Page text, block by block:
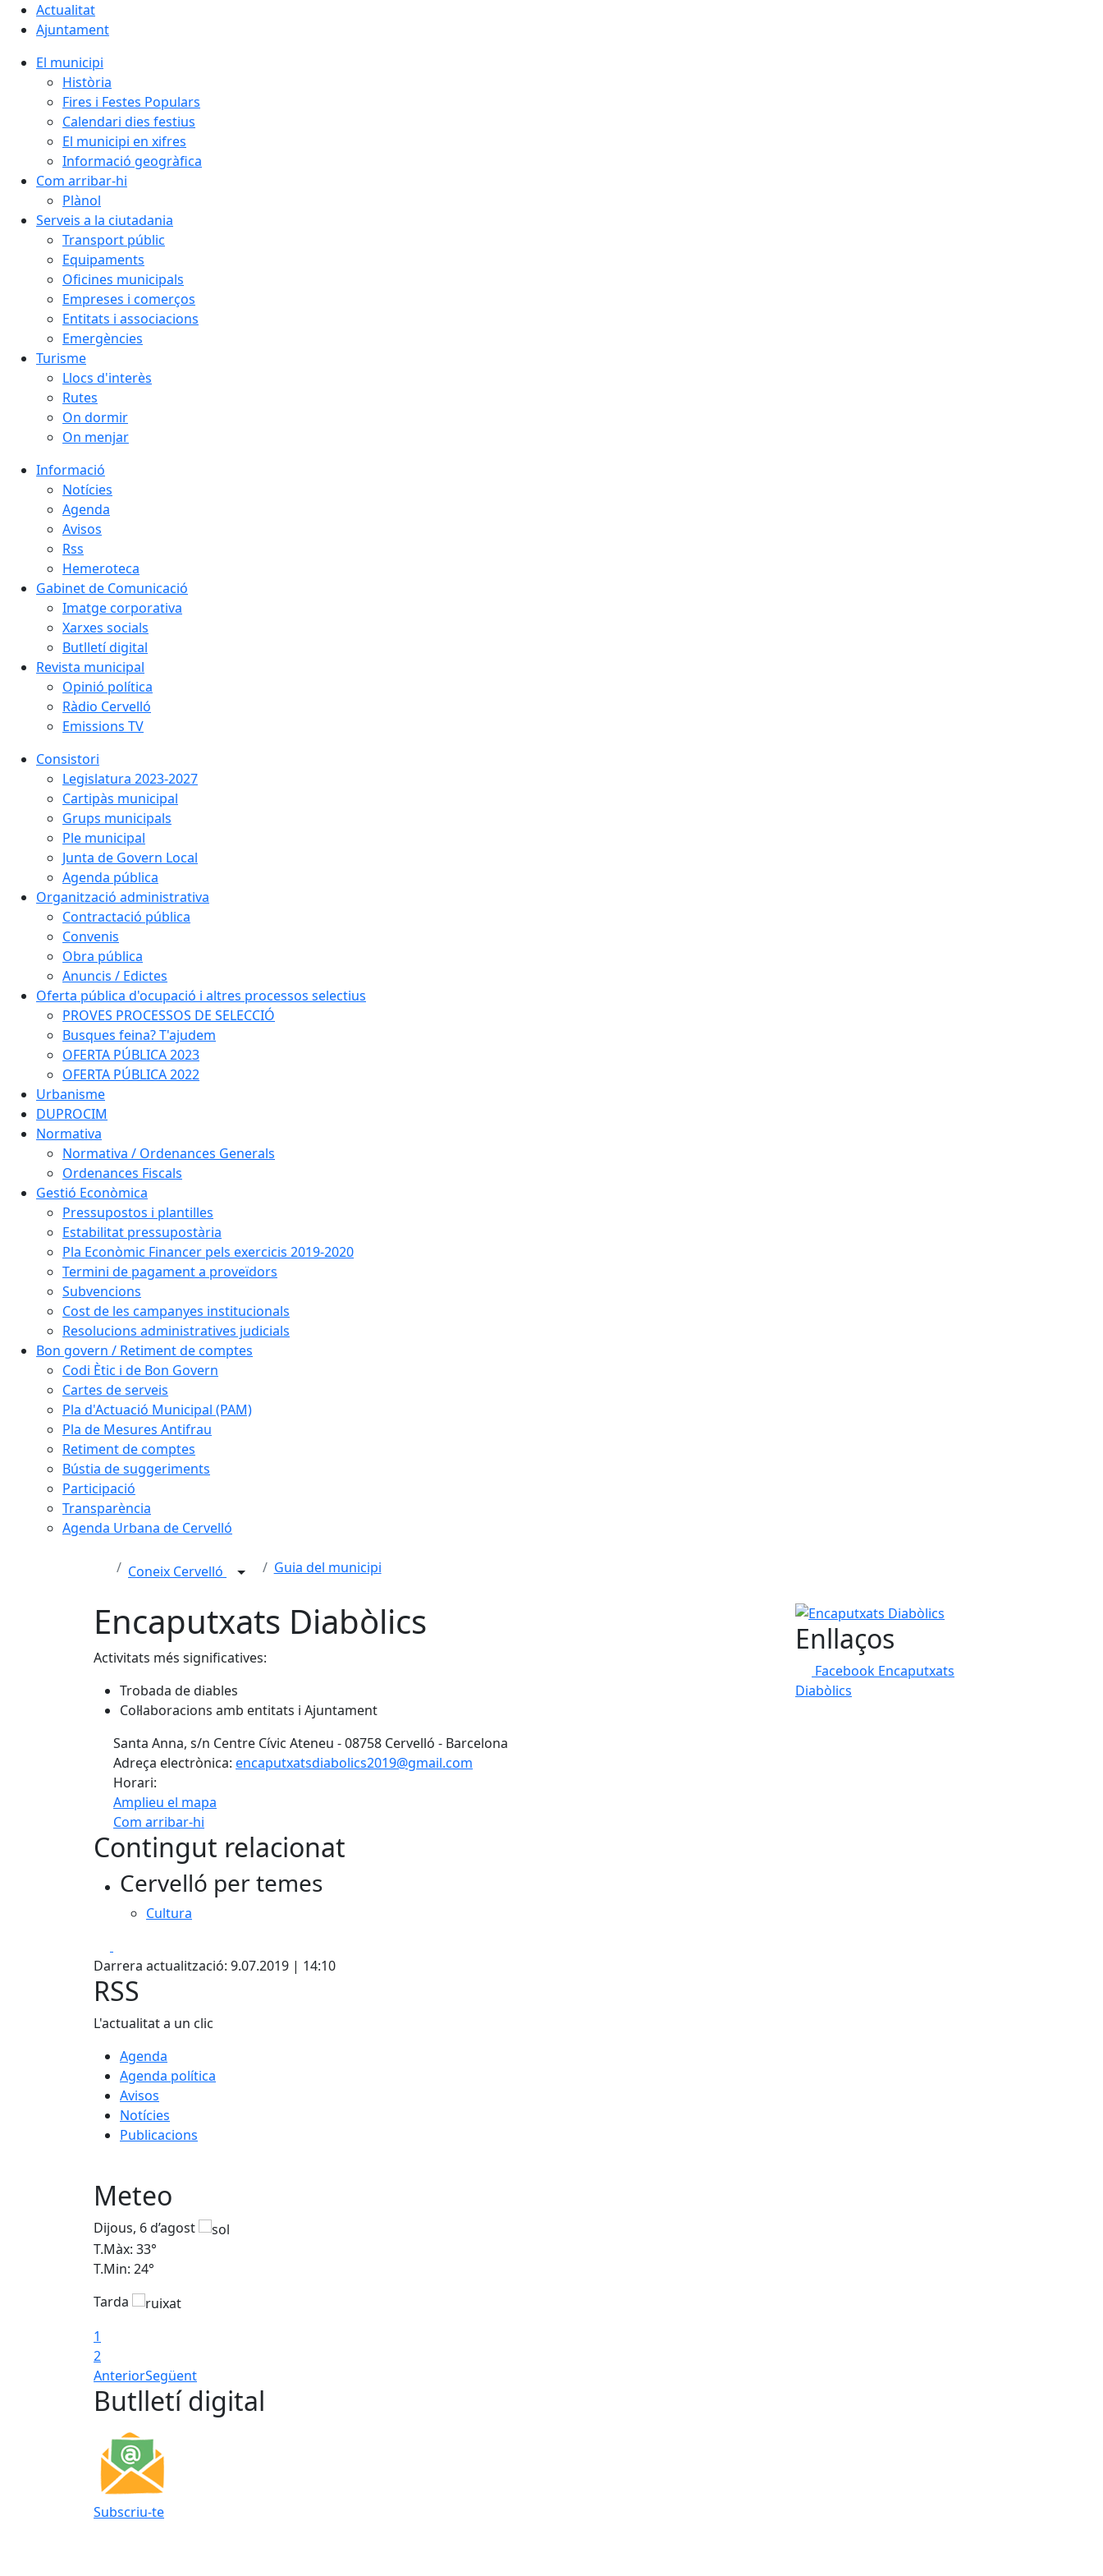
Actualitat
Ajuntament
El municipi
Història
Fires i Festes Populars
Calendari dies festius
El municipi en xifres
Informació geogràfica
Com arribar-hi
Plànol
Serveis a la ciutadania
Transport públic
Equipaments
Oficines municipals
Empreses i comerços
Entitats i associacions
Emergències
Turisme
Llocs d'interès
Rutes
On dormir
On menjar
Informació
Notícies
Agenda
Avisos
Rss
Hemeroteca
Gabinet de Comunicació
Imatge corporativa
Xarxes socials
Butlletí digital
Revista municipal
Opinió política
Ràdio Cervelló
Emissions TV
Consistori
Legislatura 2023-2027
Cartipàs municipal
Grups municipals
Ple municipal
Junta de Govern Local
Agenda pública
Organització administrativa
Contractació pública
Convenis
Obra pública
Anuncis / Edictes
Oferta pública d'ocupació i altres processos selectius
PROVES PROCESSOS DE SELECCIÓ
Busques feina? T'ajudem
OFERTA PÚBLICA 2023
OFERTA PÚBLICA 2022
Urbanisme
DUPROCIM
Normativa
Normativa / Ordenances Generals
Ordenances Fiscals
Gestió Econòmica
Pressupostos i plantilles
Estabilitat pressupostària
Pla Econòmic Financer pels exercicis 2019-2020
Termini de pagament a proveïdors
Subvencions
Cost de les campanyes institucionals
Resolucions administratives judicials
Bon govern / Retiment de comptes
Codi Ètic i de Bon Govern
Cartes de serveis
Pla d'Actuació Municipal (PAM)
Pla de Mesures Antifrau
Retiment de comptes
Bústia de suggeriments
Participació
Transparència
Agenda Urbana de Cervelló
Coneix Cervelló Guia del municipi
Encaputxats Diabòlics
Activitats més significatives:
Trobada de diables
Col·laboracions amb entitats i Ajuntament
Santa Anna, s/n Centre Cívic Ateneu - 08758 Cervelló - Barcelona
Adreça electrònica: encaputxatsdiabolics2019@gmail.com
Horari:
Amplieu el mapa
Com arribar-hi
+
−
Contingut relacionat
Cervelló per temes
Cultura
Darrera actualització: 9.07.2019 | 14:10
Encaputxats Diabòlics
Enllaços
Facebook Encaputxats
Diabòlics
RSS
L'actualitat a un clic
Agenda
Agenda política
Avisos
Notícies
Publicacions
Meteo
Dijous, 6 d’agost
T.Màx: 33°
T.Min: 24°
Tarda
1
2
AnteriorSegüent
Butlletí digital
Subscriu-te